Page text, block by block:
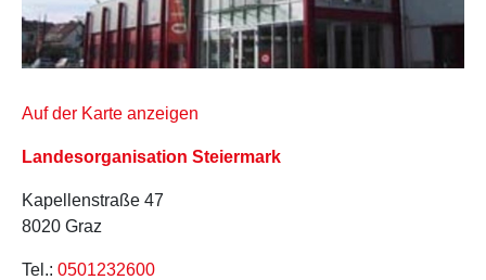
Auf der Karte anzeigen
Landesorganisation Steiermark
Kapellenstraße 47
8020 Graz
Tel.: 0501232600